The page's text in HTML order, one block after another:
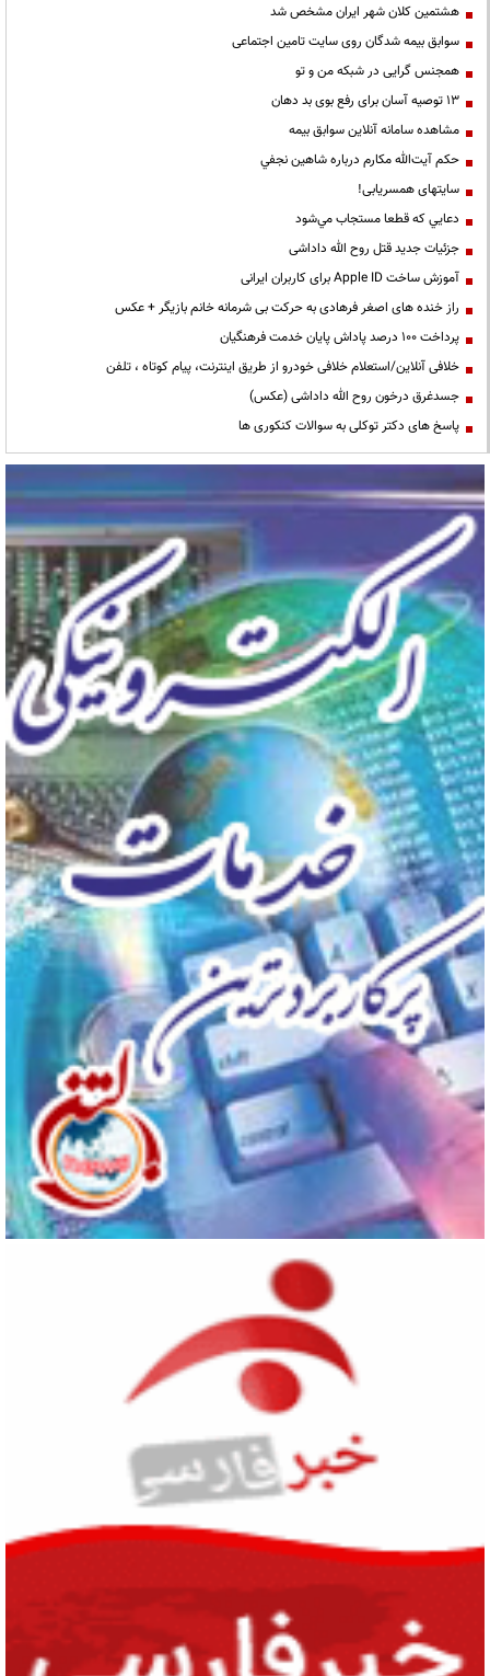
هشتمین کلان شهر ایران مشخص شد
سوابق بیمه شدگان روی سایت تامین اجتماعی
همجنس گرایی در شبکه من و تو
13 توصیه آسان برای رفع بوی بد دهان
مشاهده سامانه آنلاين سوابق بیمه
حكم آيت‌الله مكارم درباره شاهين نجفي
سایتهای همسریابی!
دعايي كه قطعا مستجاب مي‌شود
جزئیات جدید قتل روح الله داداشی
آموزش ساخت Apple ID برای کاربران ایرانی
راز خنده های اصغر فرهادی به حرکت بی شرمانه خانم بازیگر + عکس
پرداخت ۱۰۰ درصد پاداش پایان خدمت فرهنگیان
خلافی آنلاین/استعلام خلافی خودرو از طریق اینترنت، پیام کوتاه ، تلفن
جسدغرق درخون روح الله داداشی (عکس)
پاسخ های دکتر توکلی به سوالات کنکوری ها